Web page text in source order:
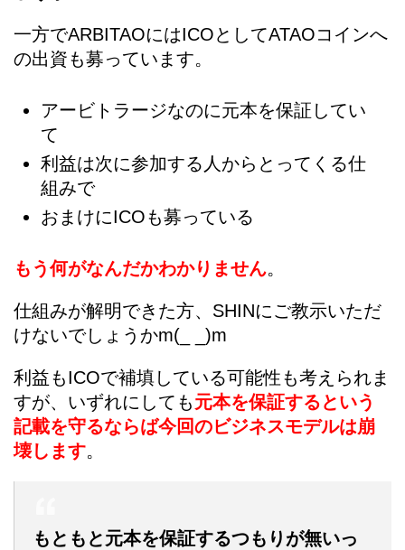
一方でARBITAOにはICOとしてATAOコインへ
の出資も募っています。
アービトラージなのに元本を保証してい
て
利益は次に参加する人からとってくる仕
組みで
おまけにICOも募っている
もう何がなんだかわかりません。
仕組みが解明できた方、SHINにご教示いただ
けないでしょうかm(_ _)m
利益もICOで補填している可能性も考えられま
すが、いずれにしても元本を保証するという
記載を守るならば今回のビジネスモデルは崩
壊します。
もともと元本を保証するつもりが無いっ